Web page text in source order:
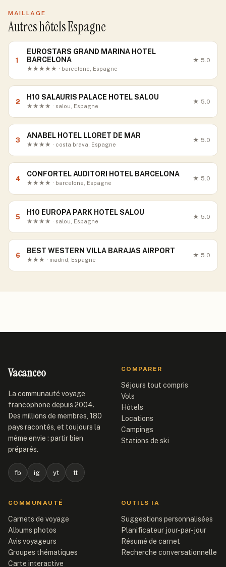
MAILLAGE
Autres hôtels Espagne
1
EUROSTARS GRAND MARINA HOTEL
BARCELONA
★★★★★ · barcelone, Espagne
★ 5.0
2
H10 SALAURIS PALACE HOTEL SALOU
★★★★ · salou, Espagne
★ 5.0
3
ANABEL HOTEL LLORET DE MAR
★★★★ · costa brava, Espagne
★ 5.0
4
CONFORTEL AUDITORI HOTEL BARCELONA
★★★★ · barcelone, Espagne
★ 5.0
5
H10 EUROPA PARK HOTEL SALOU
★★★★ · salou, Espagne
★ 5.0
6
BEST WESTERN VILLA BARAJAS AIRPORT
★★★ · madrid, Espagne
★ 5.0
Vacanceo
La communauté voyage
francophone depuis 2004.
Des millions de membres, 180
pays racontés, et toujours la
même envie : partir bien
préparés.
fb ig yt tt
COMPARER
Séjours tout compris
Vols
Hôtels
Locations
Campings
Stations de ski
COMMUNAUTÉ
Carnets de voyage
Albums photos
Avis voyageurs
Groupes thématiques
Carte interactive
OUTILS IA
Suggestions personnalisées
Planificateur jour-par-jour
Résumé de carnet
Recherche conversationnelle